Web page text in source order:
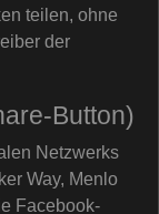
teilen, ohne
der
Button)
Netzwerks
Way, Menlo
Facebook-